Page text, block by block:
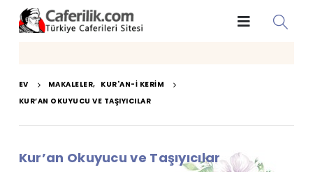
EV MAKALELER, KUR'AN-I KERIM
KUR’AN OKUYUCU VE TAŞIYICILAR
Kur’an Okuyucu ve Taşıyıcılar